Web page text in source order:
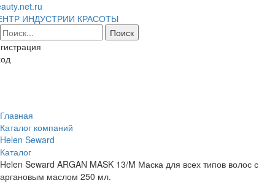
ИНДУСТРИИ КРАСОТЫ
Главная
Каталог компаний
Helen Seward
Каталог
Helen Seward ARGAN MASK 13/M Маска для всех типов волос с
аргановым маслом 250 мл.